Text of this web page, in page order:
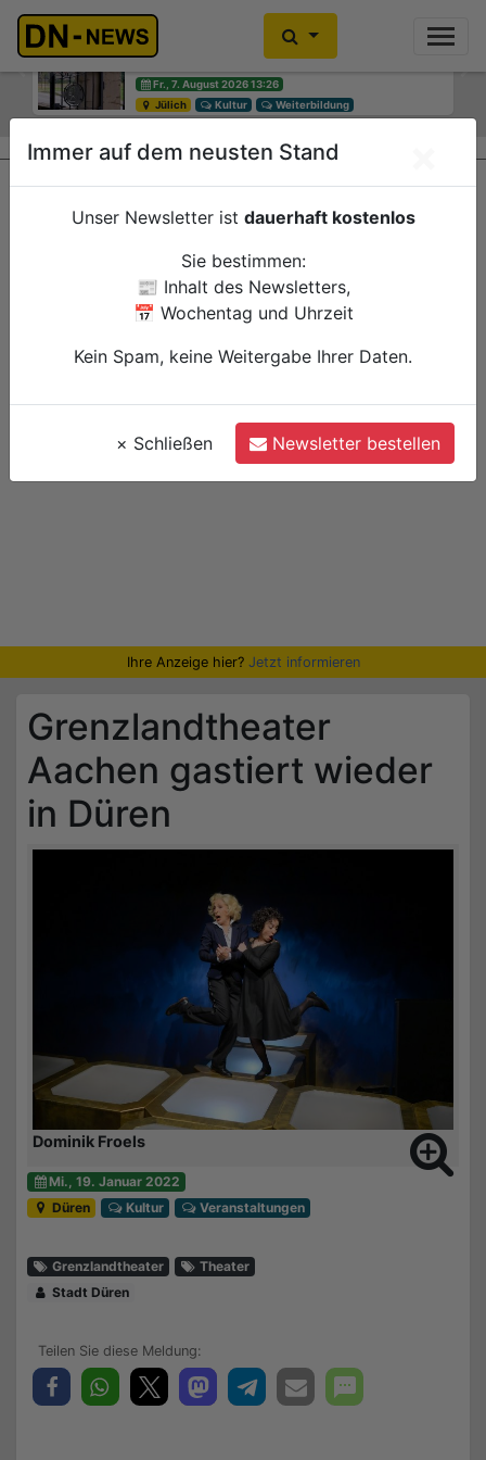
Diskussionen um Villa Buth:
Erinnerungsort oder Abriss?
Fr., 7. August 2026 13:26
Jülich
Kultur Weiterbildung
Einbrecher im Kleiderschrank
gefunden
Fr., 7. August 2026 10:30
Düren
Polizei
Previous
Ihre Anzeige hier? Jetzt informieren
Grenzlandtheater
Aachen gastiert wieder
in Düren
Dominik Froels
Mi., 19. Januar 2022
Düren
Kultur Veranstaltungen
Grenzlandtheater
Theater
Stadt Düren
Immer auf dem neusten Stand
Unser Newsletter ist dauerhaft kostenlos
Sie bestimmen:
📰 Inhalt des Newsletters,
📅 Wochentag und Uhrzeit
Kein Spam, keine Weitergabe Ihrer Daten.
× Schließen Newsletter bestellen